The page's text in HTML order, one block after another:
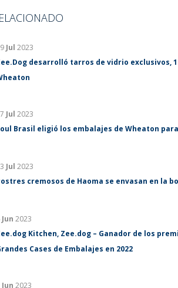
Jul 2023
desarrolló tarros de vidrio exclusivos,
Jul 2023
Brasil eligió los embalajes de Wheaton
Jul 2023
cremosos de Haoma se envasan en la
Jun 2023
Kitchen, Zee.dog – Ganador de los
Cases de Embalajes en 2022
Jun 2023